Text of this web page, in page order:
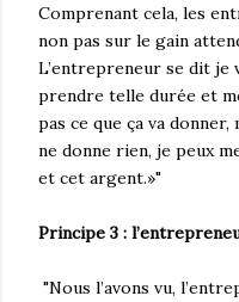
Comprenant cela, les
non pas sur le gain
L’entrepreneur se dit je
prendre telle durée et
pas ce que ça va donner,
ne donne rien, je peux
et cet argent.»"
Principe 3 :
"Nous l’avons vu,